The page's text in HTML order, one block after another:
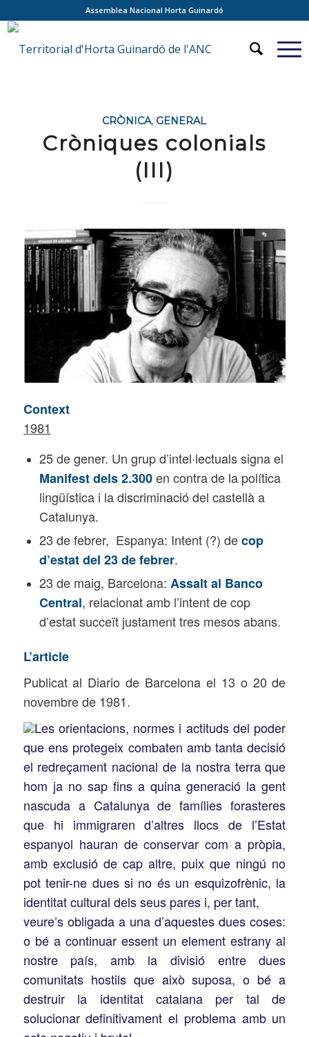
Assemblea Nacional Horta Guinardó
CRÒNICA, GENERAL
Cròniques colonials
(III)
Context
1981
25 de gener. Un grupd’intel·lectuals signa el
Manifest dels 2.300 en contra de la política
lingüística i la discriminació del castellà a
Catalunya.
23 de febrer, Espanya: Intent (?) decop
d’estat del 23 de febrer.
23 de maig, Barcelona: Assalt al Banco
Central, relacionat amb l’intent de cop
d’estat succeït justament tres mesos abans.
L’article
Publicat al Diario de Barcelona el 13 o 20 de
novembre de 1981.
Les orientacions, normes i actituds del poder
que ens protegeix combaten amb tanta decisió
el redreçament nacional de la nostra terra que
hom ja no sap fins a quina generació la gent
nascuda a Catalunya de famílies forasteres
que hi immigraren d’altres llocs de l’Estat
espanyol hauran de conservar com a pròpia,
amb exclusió de cap altre, puix que ningú no
pot tenir-ne dues si no és un esquizofrènic, la
identitat cultural dels seus pares i, per tant,
veure’s obligada a una d’aquestes dues coses:
o bé a continuar essent un element estrany al
nostre país, amb la divisió entre dues
comunitats hostils que això suposa, o bé a
destruir la identitat catalana per tal de
solucionar definitivament el problema amb un